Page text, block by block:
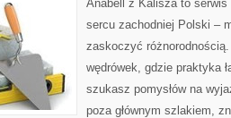
Anabell z Kalisza to
sercu zachodniej Polski –
zaskoczyć
wędrówek, gdzie praktyka
szukasz pomysłów na
poza głównym szlakiem,